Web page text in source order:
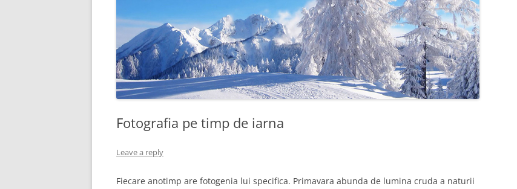
Fotografia pe timp de iarna
Leave a reply
Fiecare anotimp are fotogenia lui specifica. Primavara abunda de lumina cruda a naturii